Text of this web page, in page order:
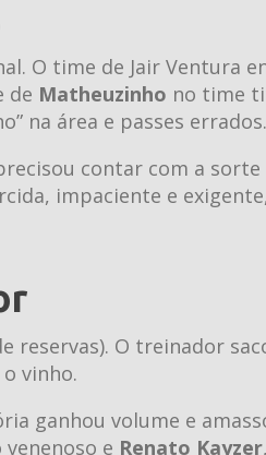
O time de Jair Ventura
de Matheuzinho no time
na área e passes errados.
contar com a sorte
impaciente e
reservas). O treinador
vinho.
ganhou volume e
e Renato Kayzer